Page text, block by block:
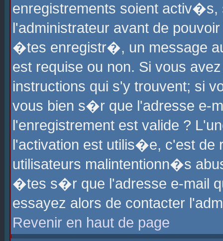
enregistrements soient
l'administrateur avant de
�tes enregistr�, un message
est requise ou non. Si vous
instructions qui s'y trouvent; si
vous bien s�r que l'adresse e-
l'enregistrement est valide ?
l'activation est utilis�e, c'est
utilisateurs malintentionn�s
�tes s�r que l'adresse e-mail
essayez alors de contacter
Revenir en haut de page